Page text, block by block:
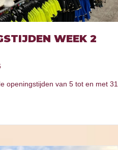
WEEK 2
openingstijden van 5 tot en met 31